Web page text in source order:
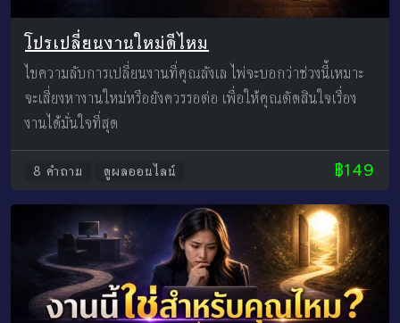
โปรเปลี่ยนงานใหม่ดีไหม
ไขความลับการเปลี่ยนงานที่คุณลังเล ไพ่จะบอกว่าช่วงนี้เหมาะ
จะเสี่ยงหางานใหม่หรือยังควรรอต่อ เพื่อให้คุณตัดสินใจเรื่อง
งานได้มั่นใจที่สุด
8 คำถาม ดูผลออนไลน์ ฿149